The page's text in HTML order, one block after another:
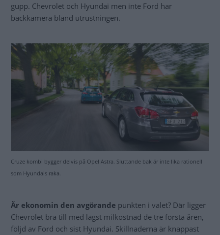
gupp. Chevrolet och Hyundai men inte Ford har
backkamera bland utrustningen.
Cruze kombi bygger delvis på Opel Astra. Sluttande bak är inte lika rationell
som Hyundais raka.
Är ekonomin den avgörande punkten i valet? Där ligger
Chevrolet bra till med lägst milkostnad de tre första åren,
följd av Ford och sist Hyundai. Skillnaderna är knappast